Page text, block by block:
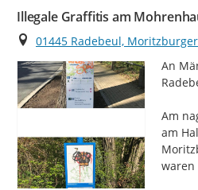
Illegale Graffitis am
Ort
01445 Radebeul,
An
Am
am
waren